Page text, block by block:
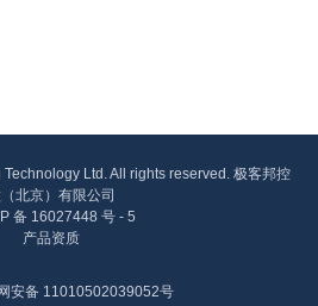
Ltd. All rights reserved. 极客邦控
北京）有限公司
备 16027448 号 - 5
产品资质
安备 11010502039052号